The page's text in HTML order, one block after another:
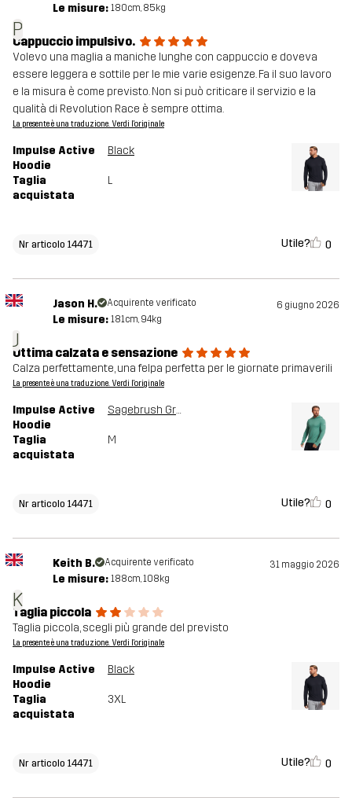
P
Le misure: 180cm, 85kg
Cappuccio impulsivo.
Volevo una maglia a maniche lunghe con cappuccio e doveva
essere leggera e sottile per le mie varie esigenze. Fa il suo lavoro
e la misura è come previsto. Non si può criticare il servizio e la
qualità di Revolution Race è sempre ottima.
La presente è una traduzione. Verdi l'originale
Impulse Active
Hoodie
Black
Taglia
acquistata
L
Nr articolo 14471 Utile? 0
J
Jason H. Acquirente verificato 6 giugno 2026
Le misure: 181cm, 94kg
Ottima calzata e sensazione
Calza perfettamente, una felpa perfetta per le giornate primaverili
La presente è una traduzione. Verdi l'originale
Impulse Active
Hoodie
Sagebrush Green Melange
Taglia
acquistata
M
Nr articolo 14471 Utile? 0
K
Keith B. Acquirente verificato 31 maggio 2026
Le misure: 188cm, 108kg
Taglia piccola
Taglia piccola, scegli più grande del previsto
La presente è una traduzione. Verdi l'originale
Impulse Active
Hoodie
Black
Taglia
acquistata
3XL
Nr articolo 14471 Utile? 0